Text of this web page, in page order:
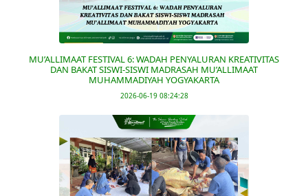
MU’ALLIMAAT FESTIVAL 6: WADAH PENYALURAN KREATIVITAS
DAN BAKAT SISWI-SISWI MADRASAH MU’ALLIMAAT
MUHAMMADIYAH YOGYAKARTA
2026-06-19 08:24:28